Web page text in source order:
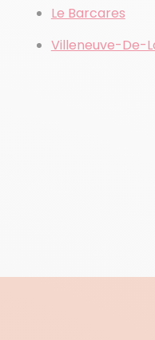
Le Barcares
Villeneuve-De-